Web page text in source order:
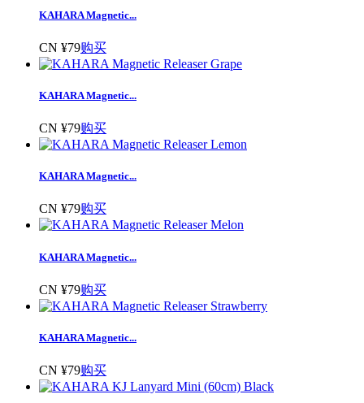
KAHARA Magnetic...
CN ¥79购买
KAHARA Magnetic...
CN ¥79购买
KAHARA Magnetic...
CN ¥79购买
KAHARA Magnetic...
CN ¥79购买
KAHARA Magnetic...
CN ¥79购买